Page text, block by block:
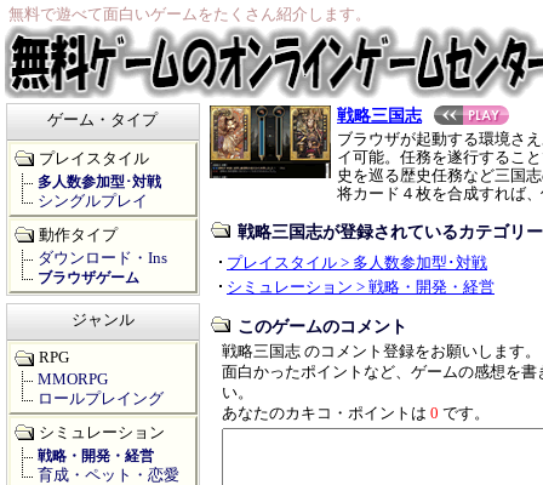
無料で遊べて面白いゲームをたくさん紹介します。
戦略三国志
ブラウザが起動する環境さ
イ可能。任務を遂行するこ
史を巡る歴史任務など三国
将カード４枚を合成すれば
戦略三国志が登録されているカテゴリー
プレイスタイル > 多人数参加型･対戦
シミュレーション > 戦略・開発・経営
このゲームのコメント
戦略三国志 のコメント登録をお願いします。
面白かったポイントなど、ゲームの感想を書
い。
あなたのカキコ・ポイントは 0 です。
ゲーム・タイプ
プレイスタイル
多人数参加型･対戦
シングルプレイ
動作タイプ
ダウンロード・Ins
ブラウザゲーム
ジャンル
RPG
MMORPG
ロールプレイング
シミュレーション
戦略・開発・経営
育成・ペット・恋愛